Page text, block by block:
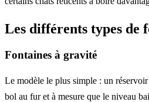
Les différents types de
Fontaines à gravité
Le modèle le plus simple : un
bol au fur et à mesure que le niveau